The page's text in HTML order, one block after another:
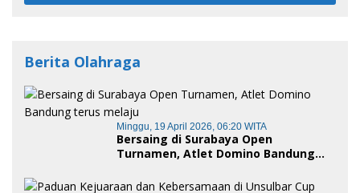
Berita Olahraga
Minggu, 19 April 2026, 06:20 WITA
Bersaing di Surabaya Open
Turnamen, Atlet Domino Bandung